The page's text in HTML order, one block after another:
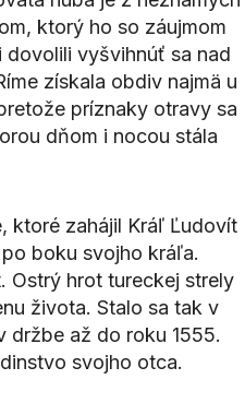
ktorý ho so záujmom
vyšvihnúť sa nad
získala obdiv najmä u
príznaky otravy sa
dňom i nocou stála
ktoré zahájil Kráľ Ľudovít
boku svojho kráľa.
Ostrý hrot tureckej strely
života. Stalo sa tak v
držbe až do roku 1555.
svojho otca.